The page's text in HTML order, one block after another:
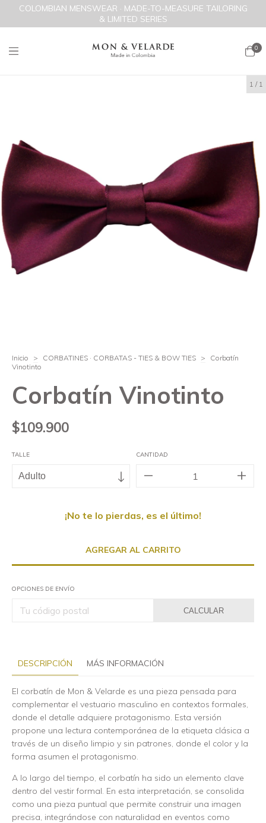
COLOMBIAN MENSWEAR · MADE-TO-MEASURE TAILORING
& LIMITED SERIES
0
1 / 1
Inicio > CORBATINES · CORBATAS - TIES & BOW TIES >
Corbatín
Vinotinto
Corbatín Vinotinto
$109.900
TALLE CANTIDAD
¡No te lo pierdas, es el último!
OPCIONES DE ENVÍO
CALCULAR
DESCRIPCIÓN MÁS INFORMACIÓN
El corbatín de Mon & Velarde es una pieza pensada para
complementar el vestuario masculino en contextos formales,
donde el detalle adquiere protagonismo. Esta versión
propone una lectura contemporánea de la etiqueta clásica a
través de un diseño limpio y sin patrones, donde el color y la
forma asumen el protagonismo.
A lo largo del tiempo, el corbatín ha sido un elemento clave
dentro del vestir formal. En esta interpretación, se consolida
como una pieza puntual que permite construir una imagen
precisa, integrándose con naturalidad en eventos como